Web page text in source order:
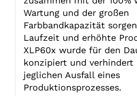
Wartung und der großen
Farbbandkapazität
Laufzeit und erhöhte
XLP60x wurde für den
konzipiert und verhindert
jeglichen Ausfall eines
Produktionsprozesses.